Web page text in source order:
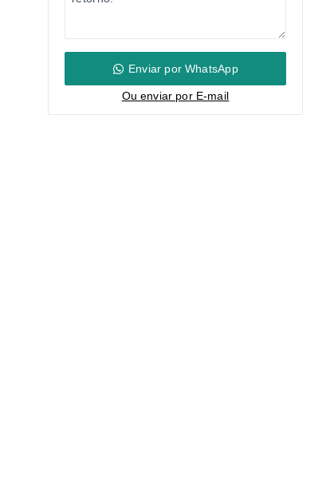
Enviar por WhatsApp
Ou enviar por E-mail